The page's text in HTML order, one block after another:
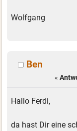
Wolfgang
Ben
«
Hallo Ferdi,
da hast Dir eine